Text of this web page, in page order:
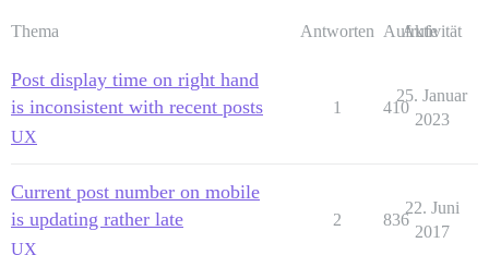
Thema Antworten Aufrufe
Aktivität
Post display time on right hand
is inconsistent with recent posts
UX
1 410
25. Januar
2023
Current post number on mobile
is updating rather late
UX
2 836
22. Juni
2017